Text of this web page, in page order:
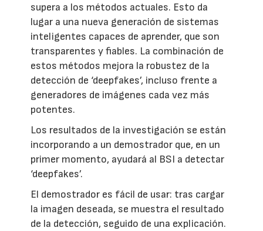
supera a los métodos actuales. Esto da
lugar a una nueva generación de sistemas
inteligentes capaces de aprender, que son
transparentes y fiables. La combinación de
estos métodos mejora la robustez de la
detección de ‘deepfakes’, incluso frente a
generadores de imágenes cada vez más
potentes.
Los resultados de la investigación se están
incorporando a un demostrador que, en un
primer momento, ayudará al BSI a detectar
‘deepfakes’.
El demostrador es fácil de usar: tras cargar
la imagen deseada, se muestra el resultado
de la detección, seguido de una explicación.